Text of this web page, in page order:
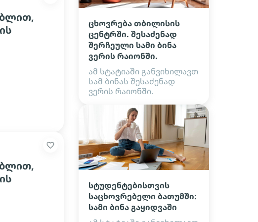
ცხოვრება თბილისის
ცენტრში. შესაძენად
შერჩეული სამი ბინა
ვერის რაიონში.
ამ სტატიაში განვიხილავთ
სამ ბინას შესაძენად
ვერის რაიონში.
სტუდენტებისთვის
საცხოვრებელი ბათუმში:
სამი ბინა გაყიდვაში